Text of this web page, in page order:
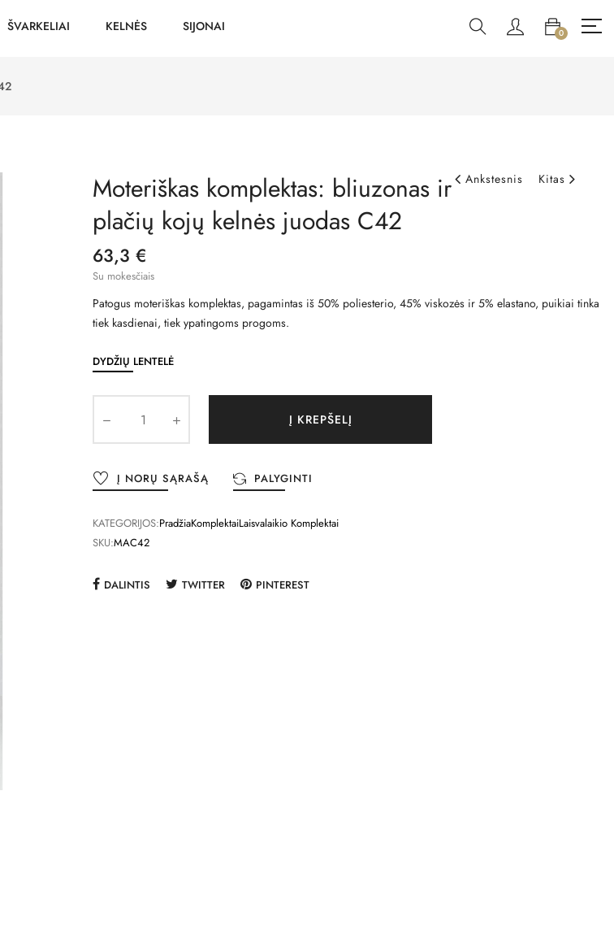
ŠVARKELIAI KELNĖS SIJONAI 0
Ankstesnis Kitas
Moteriškas komplektas: bliuzonas ir
plačių kojų kelnės juodas C42
63,3 €
Su mokesčiais
Patogus moteriškas komplektas, pagamintas iš 50% poliesterio, 45% viskozės ir 5% elastano, puikiai tinka
tiek kasdienai, tiek ypatingoms progoms.
DYDŽIŲ LENTELĖ
Į KREPŠELĮ
Į NORŲ SĄRAŠĄ PALYGINTI
KATEGORIJOS:PradžiaKomplektaiLaisvalaikio Komplektai
SKU:MAC42
DALINTIS TWITTER PINTEREST